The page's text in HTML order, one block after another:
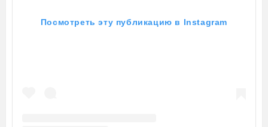
Посмотреть эту публикацию в Instagram